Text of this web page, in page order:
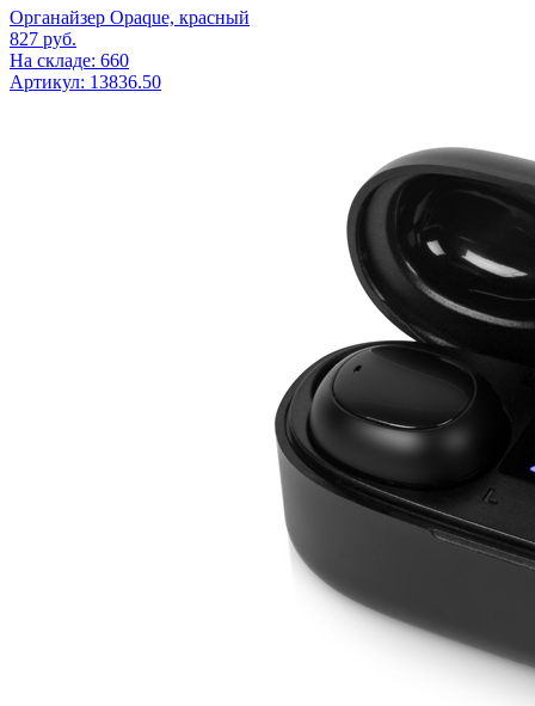
Органайзер Opaque, красный
827 руб.
На складе: 660
Артикул: 13836.50